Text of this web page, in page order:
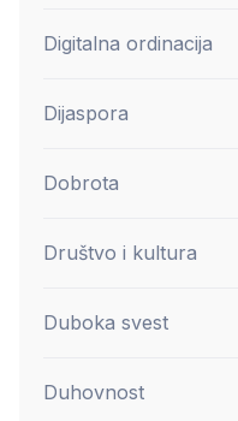
Digitalna ordinacija
Dijaspora
Dobrota
Društvo i kultura
Duboka svest
Duhovnost